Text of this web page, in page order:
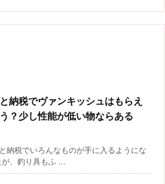
納税でヴァンキッシュはもらえ
？少し性能が低い物ならある
納税でいろんなものが手に入るようにな
が、釣り具もふ ...